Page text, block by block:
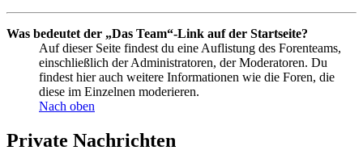
Was bedeutet der „Das Team“-Link auf der Startseite?
Auf dieser Seite findest du eine Auflistung des Forenteams,
einschließlich der Administratoren, der Moderatoren. Du
findest hier auch weitere Informationen wie die Foren, die
diese im Einzelnen moderieren.
Nach oben
Private Nachrichten